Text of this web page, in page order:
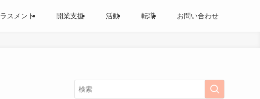
スメント 開業支援 活動 転職 お問い合わせ